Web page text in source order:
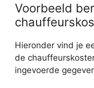
Voorbeeld
Hieronder vind je
de
ingevoerde